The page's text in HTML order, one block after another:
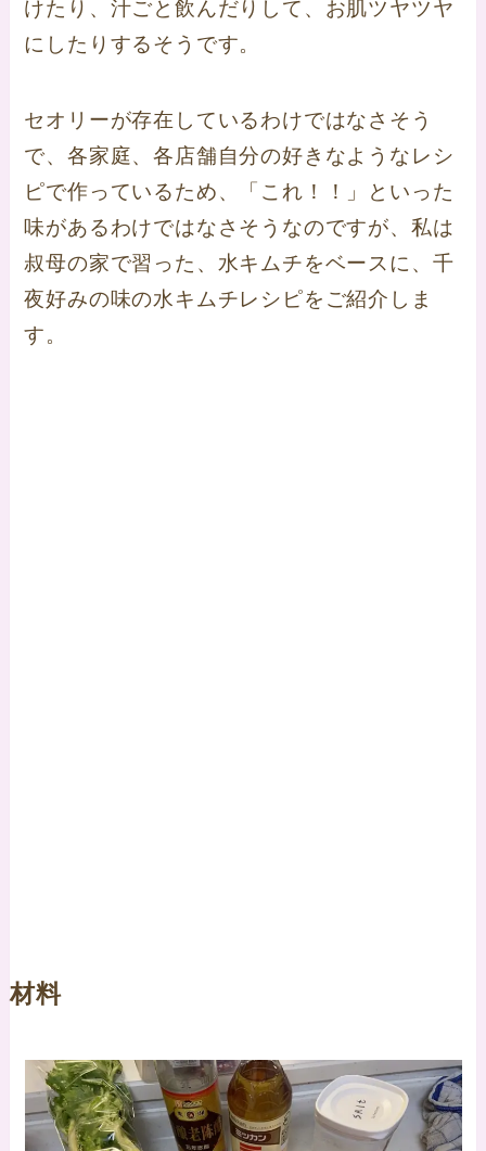
けたり、汁ごと飲んだりして、お肌ツヤツヤ
にしたりするそうです。
セオリーが存在しているわけではなさそう
で、各家庭、各店舗自分の好きなようなレシ
ピで作っているため、「これ！！」といった
味があるわけではなさそうなのですが、私は
叔母の家で習った、水キムチをベースに、千
夜好みの味の水キムチレシピをご紹介しま
す。
材料